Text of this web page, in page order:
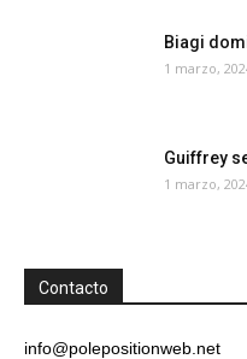
Biagi
1 marzo,
Guiffrey
1 marzo,
Contacto
info@polepositionweb.net